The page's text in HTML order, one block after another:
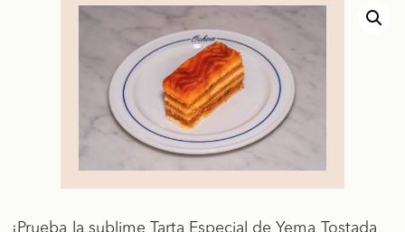
¡Prueba la sublime Tarta Especial de Yema Tostada